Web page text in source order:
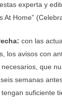
experta y
At Home”
con las
los avisos con
que
semanas
suficiente